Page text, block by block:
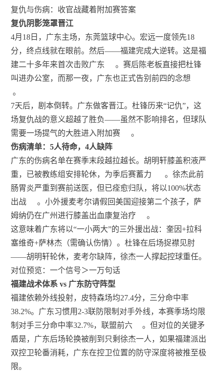
复仇与伤病：收官战藏着附加赛答案
复仇阴影笼罩晋江
4月18日，广东主场，东莞篮球中心。宏远一度领先18
分，终点线就在眼前。然后——福建完成大逆转。这是福
建二十多年来首次击败广东
。赛后陈老板直接把杜锋
叫进办公室，而那一夜，广东也正式告别前四的念想
。
7天后，剧本倒转。广东做客晋江。杜锋历来“记仇”，这
场复仇战的意义超越了胜负——虽然不影响排名，但球队
需要一场提气的大胜进入附加赛
。
伤病清单：5人待命，4人缺阵
广东的伤病名单在赛季末段越拉越长。胡明轩膝盖积液严
重，已被教练组安排轮休，为季后赛蓄力
。徐杰此前
肠胃炎严重到赛前送医，但已痊愈归队，将以100%状态
出战
。小外援麦考尔请假回美国迎接第二个孩子，萨
姆纳仍在广州进行膝盖出血康复治疗
。
这意味着广东将以“一小两大”的三外援出战：奎因+拉科
塞维奇+萨林杰（需确认伤情）。杜锋在后场捉襟见肘
——胡明轩轮休，麦考尔缺阵，徐杰一人撑起控球重任。
对位预览：一个信号＞一万句话
福建战术体系 vs 广东防守阵型
福建依赖外线投射，皮特森场均27.4分，三分命中率
38.2%。广东习惯用2-3联防限制对手外线，本赛季场均限
制对手三分命中率32.7%，联盟前六
。但对位的关键矛
盾是，广东后场轮换被削到只剩徐杰一人，如果福建派出
双控卫轮番消耗，广东在控卫位置的防守深度将被推至极
限。